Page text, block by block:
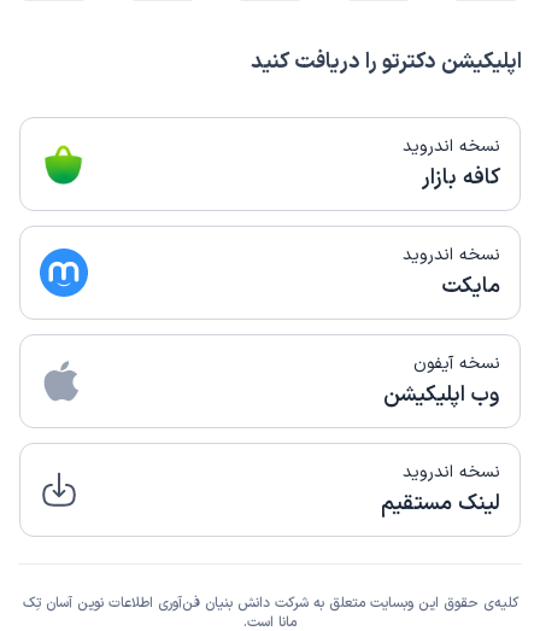
اپلیکیشن دکترتو را دریافت کنید
نسخه اندروید
کافه بازار
نسخه اندروید
مایکت
نسخه آیفون
وب اپلیکیشن
نسخه اندروید
لینک مستقیم
کلیه‌ی حقوق این وبسایت متعلق به شرکت دانش بنیان فن‌آوری اطلاعات نوین آسان تِک
مانا است.